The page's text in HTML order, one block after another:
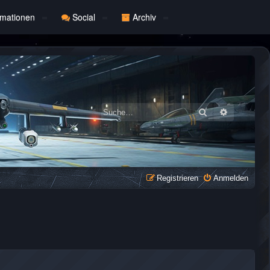
Social Archiv
Suche Erweiterte
Anmelden
Registrieren